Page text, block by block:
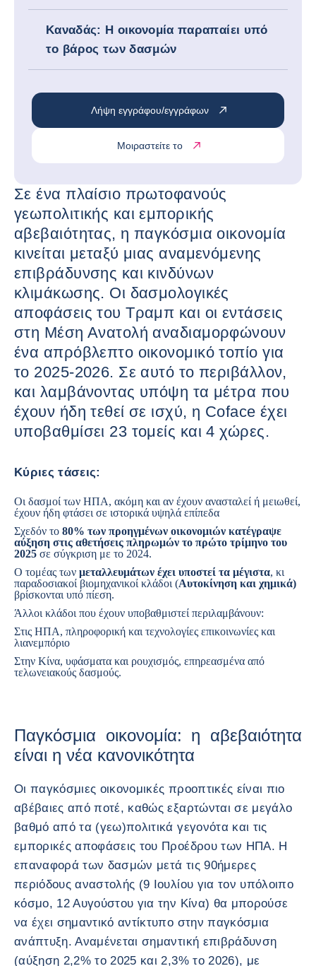
Καναδάς: Η οικονομία παραπαίει υπό
το βάρος των δασμών
Λήψη εγγράφου/εγγράφων
Μοιραστείτε το
Σε ένα πλαίσιο πρωτοφανούς
γεωπολιτικής και εμπορικής
αβεβαιότητας, η παγκόσμια οικονομία
κινείται μεταξύ μιας αναμενόμενης
επιβράδυνσης και κινδύνων
κλιμάκωσης. Οι δασμολογικές
αποφάσεις του Τραμπ και οι εντάσεις
στη Μέση Ανατολή αναδιαμορφώνουν
ένα απρόβλεπτο οικονομικό τοπίο για
το 2025-2026. Σε αυτό το περιβάλλον,
και λαμβάνοντας υπόψη τα μέτρα που
έχουν ήδη τεθεί σε ισχύ, η Coface έχει
υποβαθμίσει 23 τομείς και 4 χώρες.
Κύριες τάσεις:
Οι δασμοί των ΗΠΑ, ακόμη και αν έχουν ανασταλεί ή μειωθεί,
έχουν ήδη φτάσει σε ιστορικά υψηλά επίπεδα
Σχεδόν το 80% των προηγμένων οικονομιών κατέγραψε
αύξηση στις αθετήσεις πληρωμών το πρώτο τρίμηνο του
2025 σε σύγκριση με το 2024.
Ο τομέας των μεταλλευμάτων έχει υποστεί τα μέγιστα, κι
παραδοσιακοί βιομηχανικοί κλάδοι (Αυτοκίνηση και χημικά)
βρίσκονται υπό πίεση.
Άλλοι κλάδοι που έχουν υποβαθμιστεί περιλαμβάνουν:
Στις ΗΠΑ, πληροφορική και τεχνολογίες επικοινωνίες και
λιανεμπόριο
Στην Κίνα, υφάσματα και ρουχισμός, επηρεασμένα από
τελωνειακούς δασμούς.
Παγκόσμια οικονομία: η αβεβαιότητα
είναι η νέα κανονικότητα
Οι παγκόσμιες οικονομικές προοπτικές είναι πιο
αβέβαιες από ποτέ, καθώς εξαρτώνται σε μεγάλο
βαθμό από τα (γεω)πολιτικά γεγονότα και τις
εμπορικές αποφάσεις του Προέδρου των ΗΠΑ. Η
επαναφορά των δασμών μετά τις 90ήμερες
περιόδους αναστολής (9 Ιουλίου για τον υπόλοιπο
κόσμο, 12 Αυγούστου για την Κίνα) θα μπορούσε
να έχει σημαντικό αντίκτυπο στην παγκόσμια
ανάπτυξη. Αναμένεται σημαντική επιβράδυνση
(αύξηση 2,2% το 2025 και 2,3% το 2026), με